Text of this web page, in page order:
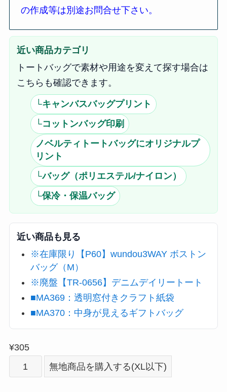
の作成等は別途お問合せ下さい。
近い商品カテゴリ
トートバッグで素材や用途を変えて探す場合は
こちらも確認できます。
└キャンバスバッグプリント
└コットンバッグ印刷
ノベルティトートバッグにオリジナルプ
リント
└バッグ（ポリエステル/ナイロン）
└保冷・保温バッグ
近い商品も見る
※在庫限り【P60】wundou3WAY ボストン
バッグ（M）
※廃盤【TR-0656】デニムデイリートート
■MA369：透明窓付きクラフト紙袋
■MA370：中身が見えるギフトバッグ
¥305
リ
無地商品を購入する(XL以下)